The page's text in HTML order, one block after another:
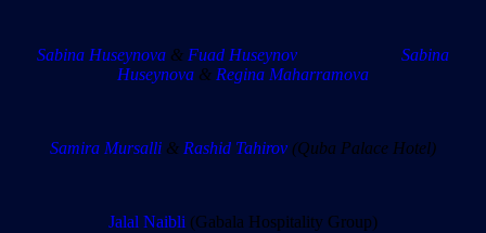
Sabina Huseynova & Fuad Huseynov
Sabina
Huseynova & Regina Maharramova
Samira Mursalli & Rashid Tahirov (Quba Palace Hotel)
Jalal Naibli (Gabala Hospitality Group)